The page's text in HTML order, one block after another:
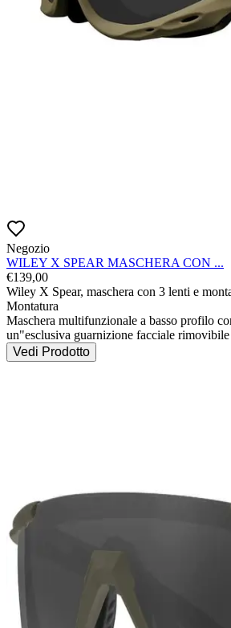
Negozio
WILEY X SPEAR MASCHERA CON ...
€139,00
Wiley X Spear, maschera con 3 lenti e
Montatura
Maschera multifunzionale a basso profilo
un"esclusiva guarnizione facciale
Vedi Prodotto